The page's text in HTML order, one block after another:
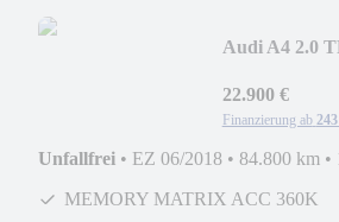
Audi A4 2.0
22.900 €
Finanzierung ab
Unfallfrei • EZ 06/2018 • 84.800 km •
MEMORY MATRIX ACC 360K